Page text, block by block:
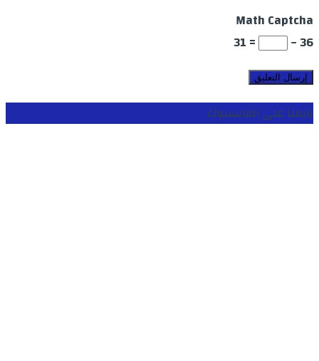
Math Captcha
36 −
= 31
تابعنا على الفايسبوك